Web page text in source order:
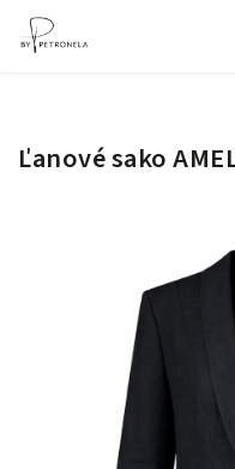
Ľanové sako